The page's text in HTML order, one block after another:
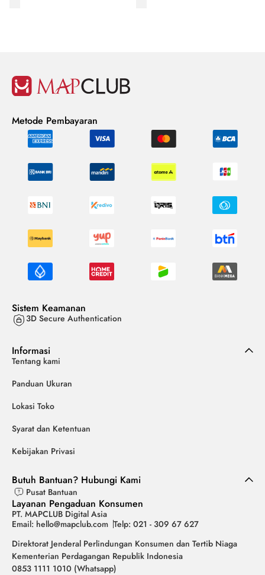
Metode Pembayaran
Sistem Keamanan
3D Secure Authentication
Informasi
Tentang kami
Panduan Ukuran
Lokasi Toko
Syarat dan Ketentuan
Kebijakan Privasi
Butuh Bantuan? Hubungi Kami
Pusat Bantuan
Layanan Pengaduan Konsumen
PT. MAPCLUB Digital Asia
Email: hello@mapclub.com Telp: 021 - 309 67 627
Direktorat Jenderal Perlindungan Konsumen dan Tertib Niaga
Kementerian Perdagangan Republik Indonesia
0853 1111 1010 (Whatsapp)